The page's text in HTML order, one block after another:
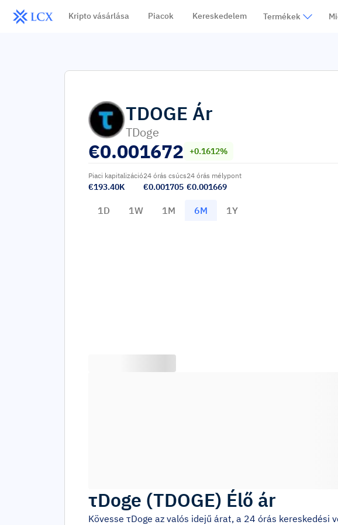
Kripto vásárlása Piacok Kereskedelem Termékek
TDOGE Ár
ΤDoge
€0.001672 +0.1612%
Piaci kapitalizáció
€193.40K
24 órás csúcs
€0.001705
24 órás mélypont
€0.001669
1D 1W 1M 6M 1Y
τDoge (TDOGE) Élő ár
Kövesse τDoge az valós idejű árat, a 24 órás kereskedési